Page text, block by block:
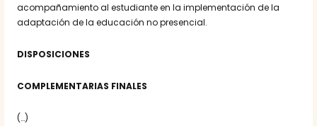
acompañamiento al estudiante en la implementación de la
adaptación de la educación no presencial.
DISPOSICIONES
COMPLEMENTARIAS FINALES
(…)